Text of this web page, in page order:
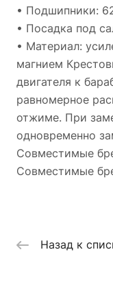
• Подшипники:
• Посадка под
• Материал:
магнием
двигателя к
равномерное
отжиме. При
одновременно
Совместимые
Совместимые
Назад к